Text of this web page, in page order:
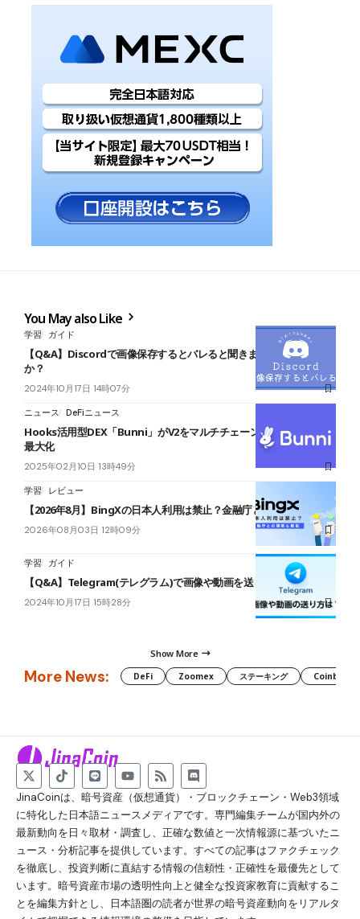
You May also Like
学習 ガイド
【Q&A】Discordで画像保存するとバレると聞きました。本当です
か？
2024年10月17日 14時07分
ニュース DeFiニュース
Hooks活用型DEX「Bunni」がV2をマルチチェーン展開｜LP利益を
最大化
2025年02月10日 13時49分
学習 レビュー
【2026年8月】BingXの日本人利用は禁止？金融庁との関係も解説
2026年08月03日 12時09分
学習 ガイド
【Q&A】Telegram(テレグラム)で画像や動画を送る方法は？
2024年10月17日 15時28分
Show More
More News: DeFi Zoomex ステーキング Coinbase
JinaCoinは、暗号資産（仮想通貨）・ブロックチェーン・Web3領域
に特化した日本語ニュースメディアです。専門編集チームが国内外の
最新動向を日々取材・調査し、正確な数値と一次情報源に基づいたニ
ュース・分析記事を提供しています。すべての記事はファクチェック
を徹底し、投資判断に直結する情報の信頼性・正確性を最優先として
います。暗号資産市場の透明性向上と健全な投資家教育に貢献するこ
とを編集方針とし、日本語圏の読者が世界の暗号資産動向をリアルタ